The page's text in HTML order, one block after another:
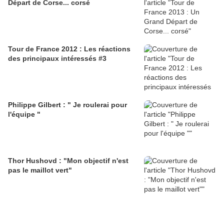
Départ de Corse... corsé
Tour de France 2012 : Les réactions
des principaux intéressés #3
Philippe Gilbert : " Je roulerai pour
l'équipe "
Thor Hushovd : "Mon objectif n'est
pas le maillot vert"